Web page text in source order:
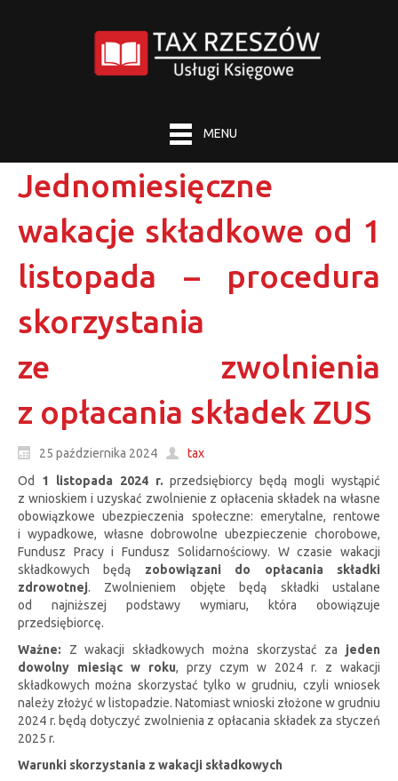
MENU
Jednomiesięczne
wakacje składkowe od 1
listopada – procedura
skorzystania
ze zwolnienia
z opłacania składek ZUS
25 października 2024
tax
Od 1 listopada 2024 r. przedsiębiorcy będą mogli wystąpić
z wnioskiem i uzyskać zwolnienie z opłacenia składek na własne
obowiązkowe ubezpieczenia społeczne: emerytalne, rentowe
i wypadkowe, własne dobrowolne ubezpieczenie chorobowe,
Fundusz Pracy i Fundusz Solidarnościowy. W czasie wakacji
składkowych będą zobowiązani do opłacania składki
zdrowotnej. Zwolnieniem objęte będą składki ustalane
od najniższej podstawy wymiaru, która obowiązuje
przedsiębiorcę.
Ważne: Z wakacji składkowych można skorzystać za jeden
dowolny miesiąc w roku, przy czym w 2024 r. z wakacji
składkowych można skorzystać tylko w grudniu, czyli wniosek
należy złożyć w listopadzie. Natomiast wnioski złożone w grudniu
2024 r. będą dotyczyć zwolnienia z opłacania składek za styczeń
2025 r.
Warunki skorzystania z wakacji składkowych